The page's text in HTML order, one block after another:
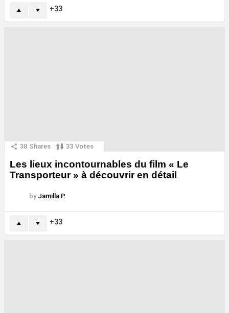
33
38 Shares 33 Votes
Les lieux incontournables du film « Le
Transporteur » à découvrir en détail
by Jamilla P.
33